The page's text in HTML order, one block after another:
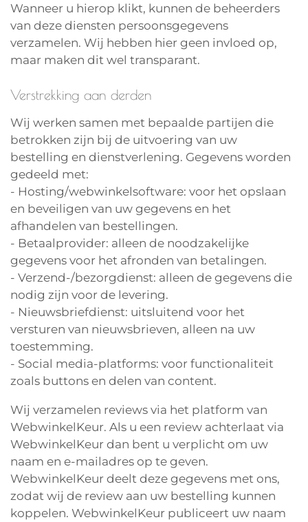
Wanneer u hierop klikt, kunnen de beheerders
van deze diensten persoonsgegevens
verzamelen. Wij hebben hier geen invloed op,
maar maken dit wel transparant.
Verstrekking aan derden
Wij werken samen met bepaalde partijen die
betrokken zijn bij de uitvoering van uw
bestelling en dienstverlening. Gegevens worden
gedeeld met:
- Hosting/webwinkelsoftware: voor het opslaan
en beveiligen van uw gegevens en het
afhandelen van bestellingen.
- Betaalprovider: alleen de noodzakelijke
gegevens voor het afronden van betalingen.
- Verzend-/bezorgdienst: alleen de gegevens die
nodig zijn voor de levering.
- Nieuwsbriefdienst: uitsluitend voor het
versturen van nieuwsbrieven, alleen na uw
toestemming.
- Social media-platforms: voor functionaliteit
zoals buttons en delen van content.
Wij verzamelen reviews via het platform van
WebwinkelKeur. Als u een review achterlaat via
WebwinkelKeur dan bent u verplicht om uw
naam en e-mailadres op te geven.
WebwinkelKeur deelt deze gegevens met ons,
zodat wij de review aan uw bestelling kunnen
koppelen. WebwinkelKeur publiceert uw naam